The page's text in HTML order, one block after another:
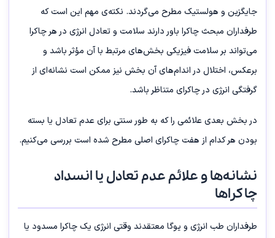
جایگزین و هولستیک مطرح می‌گردند. نکته‌ی مهم این است که
طرفداران مبحث چاکرا باور دارند سلامت و تعادل انرژی در هر چاکرا
می‌تواند بر سلامت فیزیکی بخش‌های مرتبط با آن مؤثر باشد و
برعکس، اختلال در اندام‌های آن بخش نیز ممکن است نشانه‌ای از
گرفتگی انرژی در چاکرای متناظر باشد.
در بخش بعدی علائمی را که به طور سنتی برای عدم تعادل یا بسته
بودن هر کدام از هفت چاکرای اصلی مطرح شده است بررسی می‌کنیم.
نشانه‌ها و علائم عدم تعادل یا انسداد
چاکراها
طرفداران طب انرژی و یوگا معتقدند وقتی انرژی یک چاکرا مسدود یا